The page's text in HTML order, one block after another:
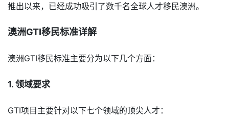
推出以来，已经成功吸引了数千名全球人才移民澳洲。
澳洲GTI移民标准详解
澳洲GTI移民标准主要分为以下几个方面：
1. 领域要求
GTI项目主要针对以下七个领域的顶尖人才：